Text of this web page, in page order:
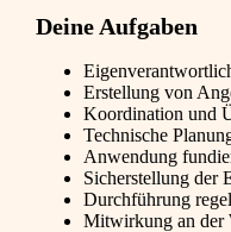
Deine Aufgaben
Erstellung von
Koordination und
Technische
Anwendung
Sicherstellung der
Durchführung
Mitwirkung an der